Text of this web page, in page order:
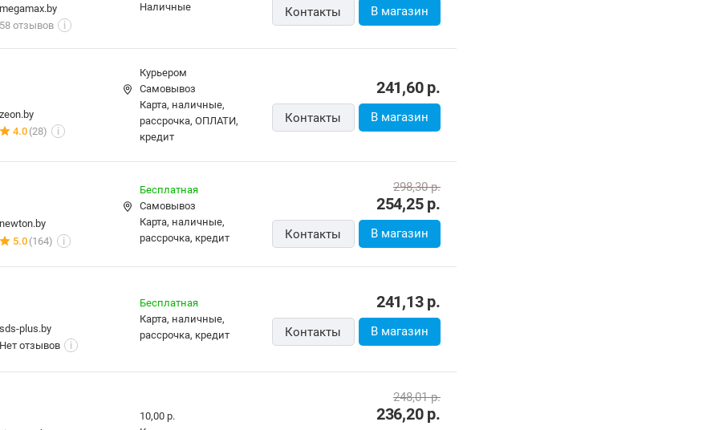
megamax.by
58 отзывов
i
наличные
Контакты В магазин
zeon.by
4.0 (28) i
Курьером
Самовывоз
карта, наличные,
рассрочка, ОПЛАТИ,
кредит
241,60р.
Контакты В магазин
newton.by
5.0 (164) i
Бесплатная
Самовывоз
карта, наличные,
рассрочка, кредит
254,25р.
298,30р.
Контакты В магазин
sds-plus.by
Нет отзывов
i
Бесплатная
карта, наличные,
рассрочка, кредит
241,13р.
Контакты В магазин
10,00 р.
236,20р.
248,01р.